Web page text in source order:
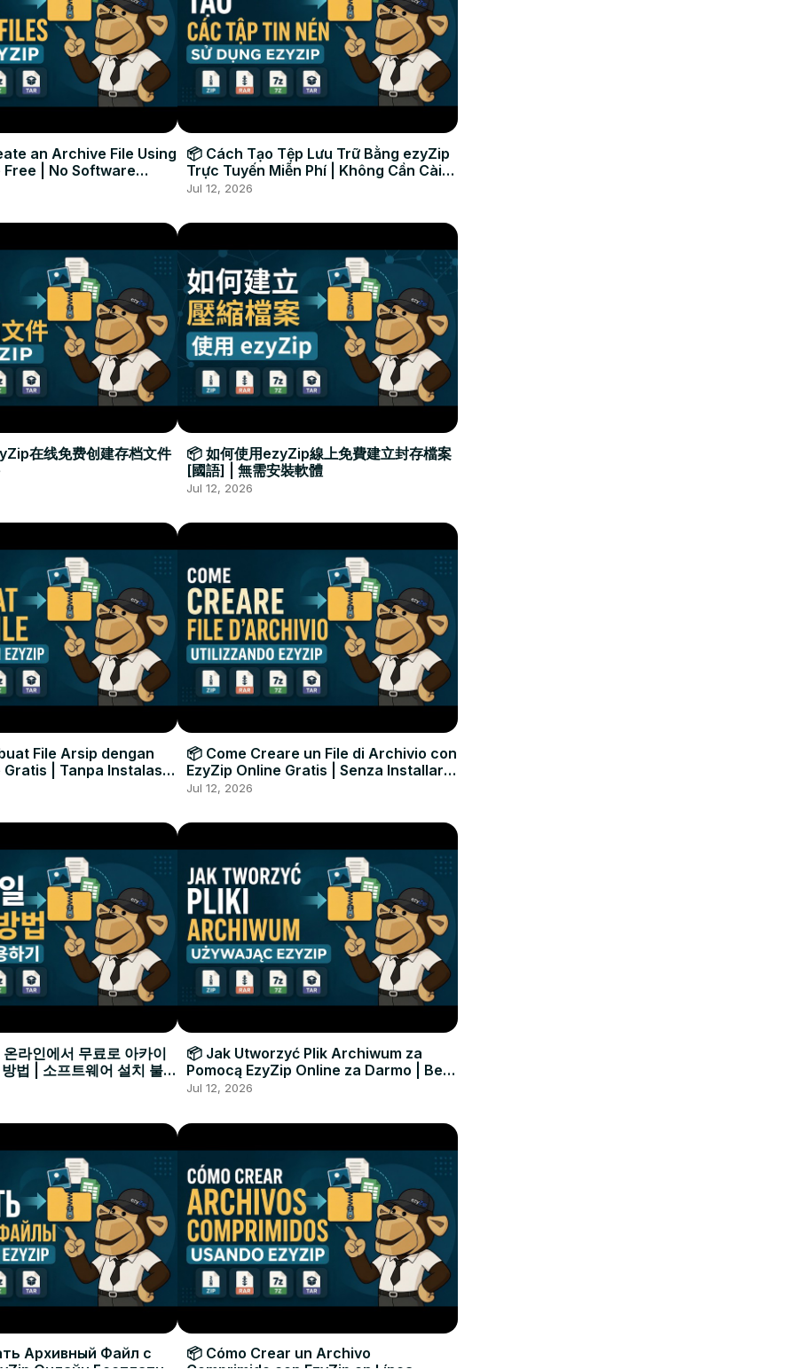
an Archive File Using
Free | No Software
📦 Cách Tạo Tệp Lưu Trữ Bằng ezyZip
Trực Tuyến Miễn Phí | Không Cần Cài
Đặt Phần Mềm
Jul 12, 2026
在线免费创建存档文件
📦 如何使用ezyZip線上免費建立封存檔案
[國語] | 無需安裝軟體
Jul 12, 2026
File Arsip dengan
Gratis | Tanpa Instalasi
📦 Come Creare un File di Archivio con
EzyZip Online Gratis | Senza Installare
Software
Jul 12, 2026
라인에서 무료로 아카이
법 | 소프트웨어 설치 불필
📦 Jak Utworzyć Plik Archiwum za
Pomocą EzyZip Online za Darmo | Bez
Instalacji Oprogramowania
Jul 12, 2026
Архивный Файл с
📦 Cómo Crear un Archivo